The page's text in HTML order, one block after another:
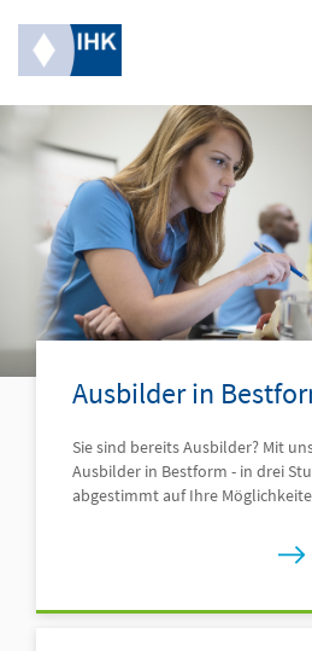
Navigation
Ausbilder in Bestform
Ausbilder werden
Ausgezeichneter
Ausbildungsbetrieb
Über uns
Ausbilder in
Sie sind bereits Ausbilder? Mit
Ausbilder in Bestform - in drei
abgestimmt auf Ihre